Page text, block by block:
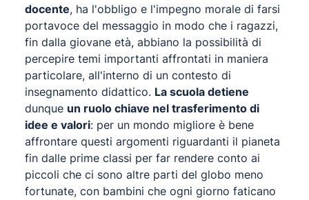
docente, ha l'obbligo e l'impegno morale di farsi
portavoce del messaggio in modo che i ragazzi,
fin dalla giovane età, abbiano la possibilità di
percepire temi importanti affrontati in maniera
particolare, all'interno di un contesto di
insegnamento didattico. La scuola detiene
dunque un ruolo chiave nel trasferimento di
idee e valori: per un mondo migliore è bene
affrontare questi argomenti riguardanti il pianeta
fin dalle prime classi per far rendere conto ai
piccoli che ci sono altre parti del globo meno
fortunate, con bambini che ogni giorno faticano